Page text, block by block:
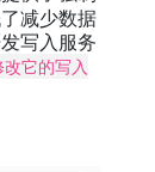
减少数据
写入服务
它的写入